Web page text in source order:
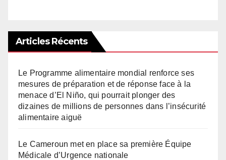
Articles Récents
Le Programme alimentaire mondial renforce ses
mesures de préparation et de réponse face à la
menace d’El Niño, qui pourrait plonger des
dizaines de millions de personnes dans l’insécurité
alimentaire aiguë
Le Cameroun met en place sa première Équipe
Médicale d’Urgence nationale